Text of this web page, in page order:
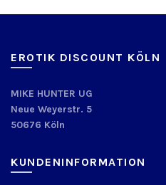
EROTIK DISCOUNT KÖLN
MIKE HUNTER UG
Neue Weyerstr. 5
50676 Köln
KUNDENINFORMATION